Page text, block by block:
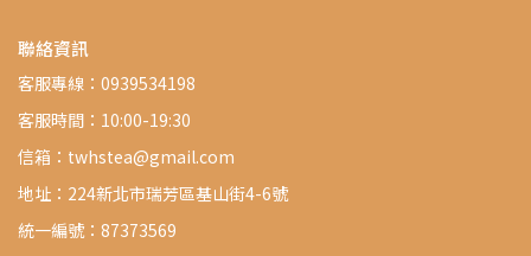
聯絡資訊
客服專線：0939534198
客服時間：10:00-19:30
信箱：twhstea@gmail.com
地址：224新北市瑞芳區基山街4-6號
統一編號：87373569